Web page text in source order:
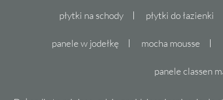
płytki na schody płytki do łazienki
panele w jodełkę mocha mousse
panele classen